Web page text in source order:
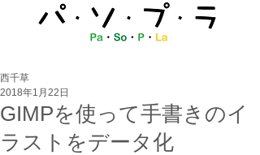
GIMPを使って手書きのイ
ラストをデータ化
西千草
2018年1月22日